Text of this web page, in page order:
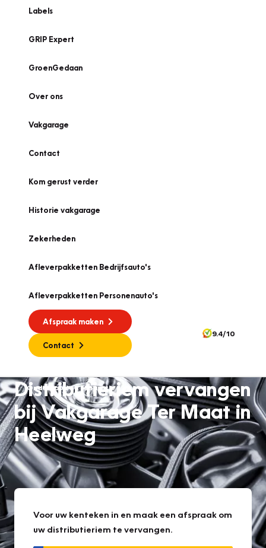
Labels
GRIP Expert
GroenGedaan
Over ons
Vakgarage
Contact
Kom gerust verder
Historie vakgarage
Zekerheden
Afleverpakketten Bedrijfsauto's
Afleverpakketten Personenauto's
Afspraak maken
Contact
9.4/10
Onderhoud en reparatie
Distributieriem vervangen
bij Vakgarage Ter Maat in
Heelweg
Voor uw kenteken in en maak een afspraak om
uw distributieriem te vervangen.